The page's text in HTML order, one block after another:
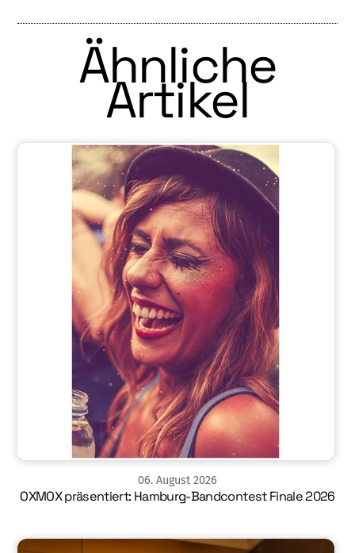
Ähnliche
Artikel
06. August 2026
OXMOX präsentiert: Hamburg-Bandcontest Finale 2026